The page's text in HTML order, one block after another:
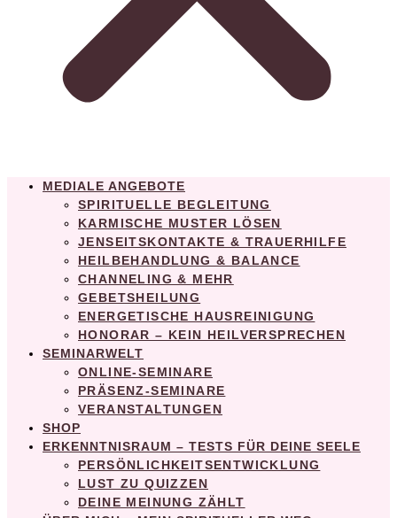
MEDIALE ANGEBOTE
SPIRITUELLE BEGLEITUNG
KARMISCHE MUSTER LÖSEN
JENSEITSKONTAKTE & TRAUERHILFE
HEILBEHANDLUNG & BALANCE
CHANNELING & MEHR
GEBETSHEILUNG
ENERGETISCHE HAUSREINIGUNG
HONORAR – KEIN HEILVERSPRECHEN
SEMINARWELT
ONLINE-SEMINARE
PRÄSENZ-SEMINARE
VERANSTALTUNGEN
SHOP
ERKENNTNISRAUM – TESTS FÜR DEINE SEELE
PERSÖNLICHKEITSENTWICKLUNG
LUST ZU QUIZZEN
DEINE MEINUNG ZÄHLT